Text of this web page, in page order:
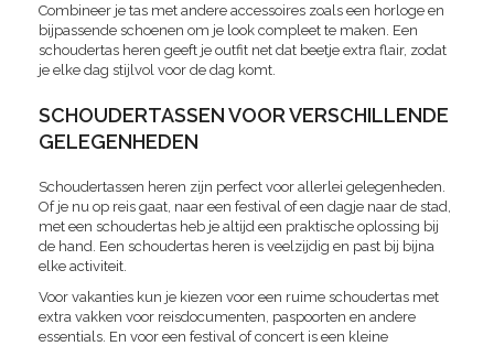
Combineer je tas met andere accessoires zoals een horloge en
bijpassende schoenen om je look compleet te maken. Een
schoudertas heren geeft je outfit net dat beetje extra flair, zodat
je elke dag stijlvol voor de dag komt.
SCHOUDERTASSEN VOOR VERSCHILLENDE
GELEGENHEDEN
Schoudertassen heren zijn perfect voor allerlei gelegenheden.
Of je nu op reis gaat, naar een festival of een dagje naar de stad,
met een schoudertas heb je altijd een praktische oplossing bij
de hand. Een schoudertas heren is veelzijdig en past bij bijna
elke activiteit.
Voor vakanties kun je kiezen voor een ruime schoudertas met
extra vakken voor reisdocumenten, paspoorten en andere
essentials. En voor een festival of concert is een kleine